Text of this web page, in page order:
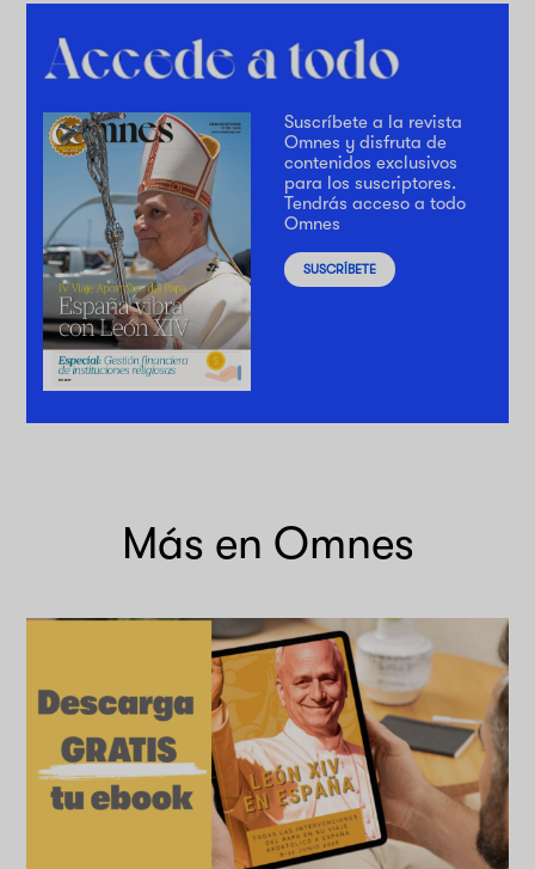
Suscríbete a la revista
Omnes y disfruta de
contenidos exclusivos
para los suscriptores.
Tendrás acceso a todo
Omnes
SUSCRÍBETE
Más en Omnes